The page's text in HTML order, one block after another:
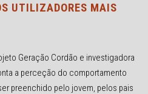
UTILIZADORES MAIS
Geração Cordão e investigadora
a perceção do comportamento
preenchido pelo jovem, pelos pais